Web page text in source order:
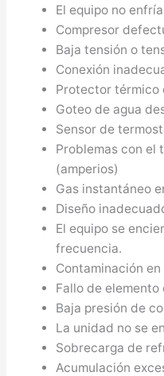
El equipo no
Compresor
Baja tensión o
Conexión
Protector térmico
Goteo de agua
Sensor de
Problemas con el
(amperios)
Gas instantáneo
Diseño
El equipo se
frecuencia.
Contaminación
Fallo de
Baja presión de
La unidad no se
Sobrecarga de
Acumulación